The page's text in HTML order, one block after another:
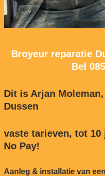
Broyeur reparatie
Bel
Dit is Arjan
Dussen
vaste tarieven, tot 10
No Pay!
Aanleg & installatie van